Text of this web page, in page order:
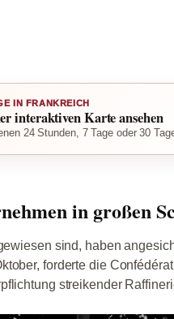
IN FRANKREICH
interaktiven Karte ansehen
24 Stunden, 7 Tage oder 30
in großen
sind, haben
forderte die
streikender